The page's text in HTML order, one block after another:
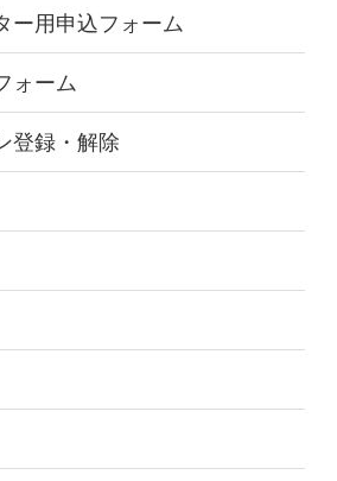
ー用申込フォーム
ォーム
登録・解除